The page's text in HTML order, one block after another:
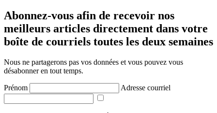
Abonnez-vous afin de recevoir nos
meilleurs articles directement dans votre
boîte de courriels toutes les deux semaines
Nous ne partagerons pas vos données et vous pouvez vous
désabonner en tout temps.
Prénom Adresse courriel